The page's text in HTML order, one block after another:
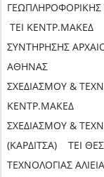
ΓΕΩΠΛΗΡΟΦΟΡΙΚΗΣ
ΤΕΙ ΚΕΝΤΡ.ΜΑΚΕΔ
ΣΥΝΤΗΡΗΣΗΣ
ΑΘΗΝΑΣ
ΣΧΕΔΙΑΣΜΟΥ &
ΚΕΝΤΡ.ΜΑΚΕΔ
ΣΧΕΔΙΑΣΜΟΥ &
(ΚΑΡΔΙΤΣΑ) ΤΕΙ
ΤΕΧΝΟΛΟΓΙΑΣ